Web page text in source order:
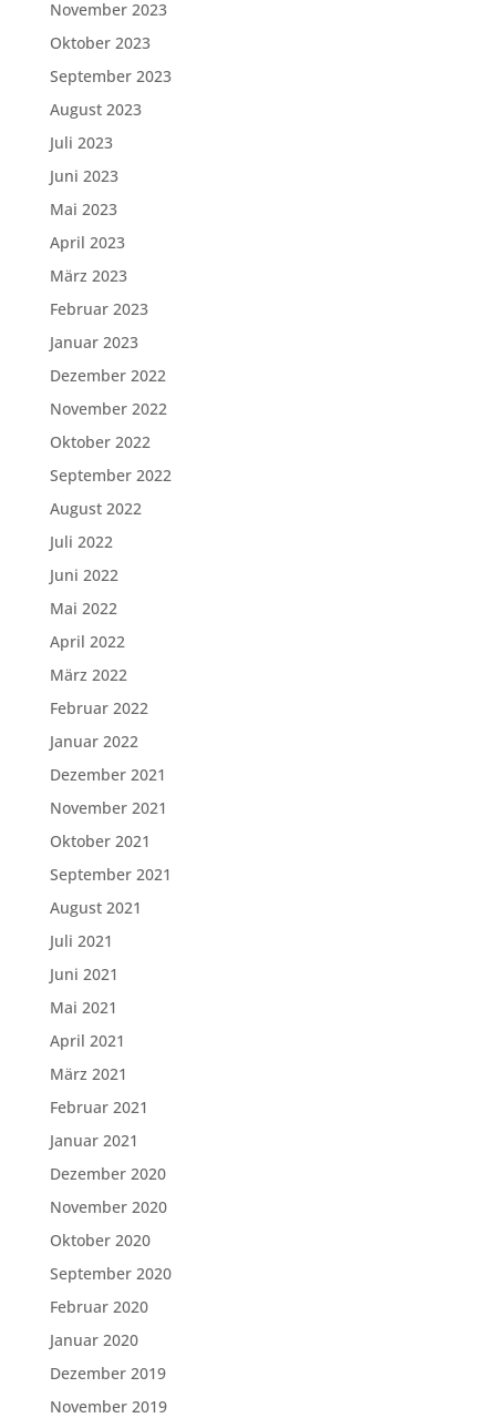
November 2023
Oktober 2023
September 2023
August 2023
Juli 2023
Juni 2023
Mai 2023
April 2023
März 2023
Februar 2023
Januar 2023
Dezember 2022
November 2022
Oktober 2022
September 2022
August 2022
Juli 2022
Juni 2022
Mai 2022
April 2022
März 2022
Februar 2022
Januar 2022
Dezember 2021
November 2021
Oktober 2021
September 2021
August 2021
Juli 2021
Juni 2021
Mai 2021
April 2021
März 2021
Februar 2021
Januar 2021
Dezember 2020
November 2020
Oktober 2020
September 2020
Februar 2020
Januar 2020
Dezember 2019
November 2019